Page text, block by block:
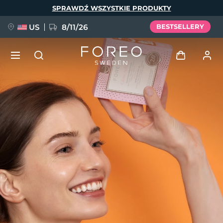
SPRAWDŹ WSZYSTKIE PRODUKTY
US 8/11/26 BESTSELLERY
Profil użytkownika
Moje urządzenia
Moje zamówienia
Moje adresy
Moje subskrypcje
NOWOŚĆ
FAQ™ Pure Beauty-Tech Elixir
BREAKING NEWS
issa™ Teeth Whitening Set
Język
English Deutsch
Español
Français
Italiano
Português
Polski
Svenska
Türkçe
简体中文